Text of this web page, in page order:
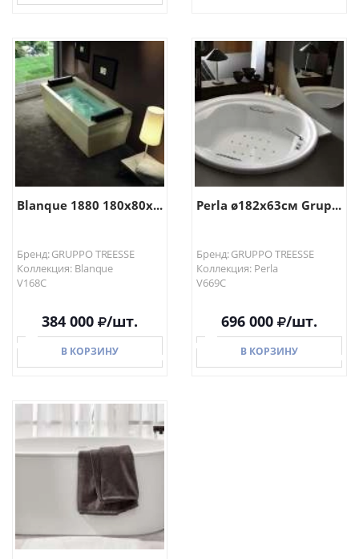
В КОРЗИНУ
В КОРЗИНУ
Blanque 1880 180x80x...
Бренд: GRUPPO TREESSE
Коллекция: Blanque
V168C
384 000 /шт.
В КОРЗИНУ
В КОРЗИНУ
Perla ø182x63см Grup...
Бренд: GRUPPO TREESSE
Коллекция: Perla
V669C
696 000 /шт.
В КОРЗИНУ